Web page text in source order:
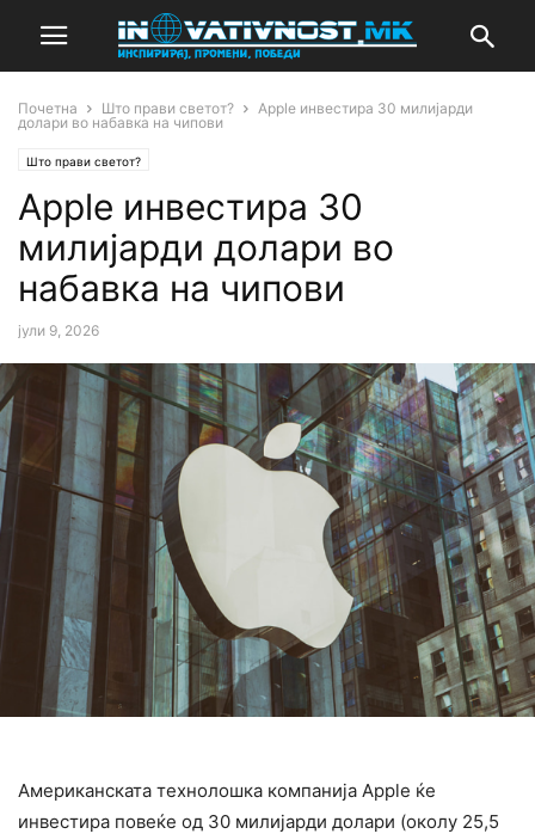
Почетна Што прави светот?
Apple инвестира 30 милијарди
долари во набавка на чипови
Што прави светот?
Apple инвестира 30
милијарди долари во
набавка на чипови
јули 9, 2026
Американската технолошка компанија Apple ќе
инвестира повеќе од 30 милијарди долари (околу 25,5